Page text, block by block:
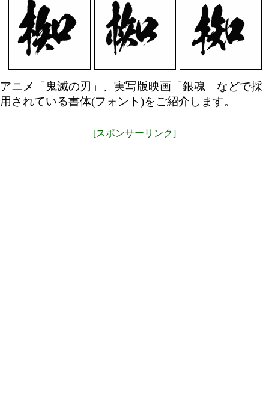
アニメ「鬼滅の刃」、実写版映画「銀魂」などで採
用されている書体(フォント)をご紹介します。
[スポンサーリンク]